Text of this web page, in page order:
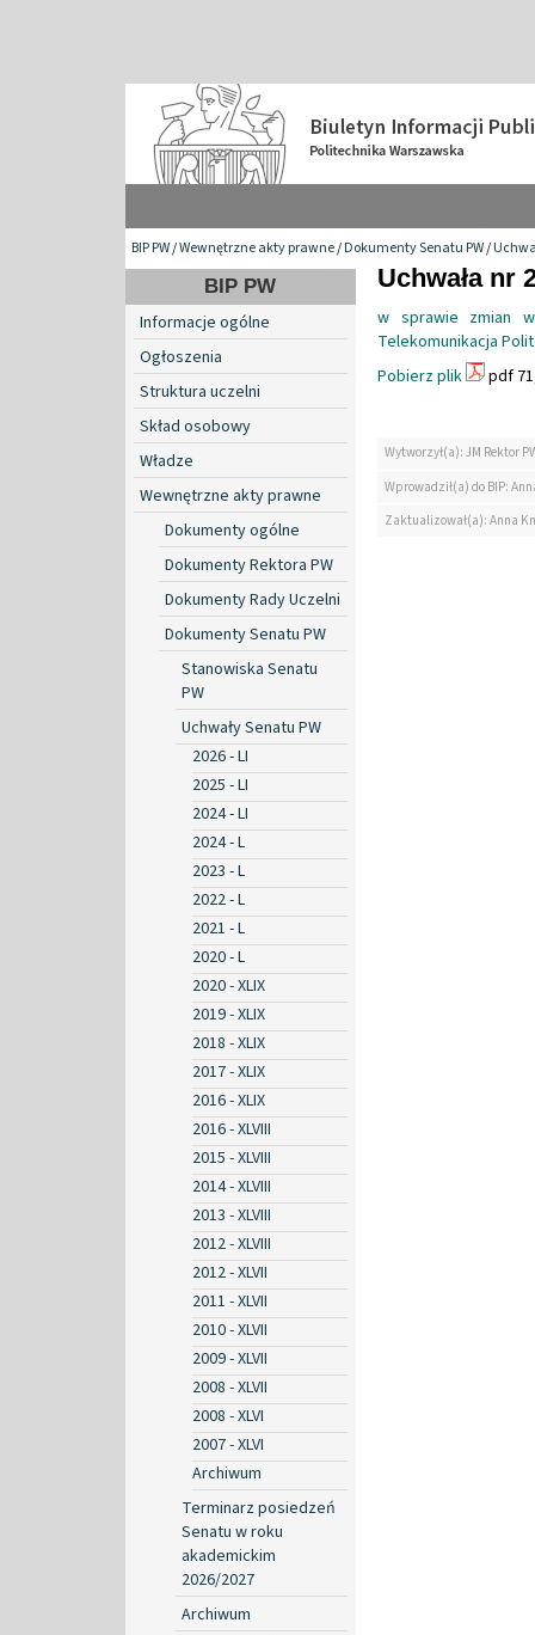
BIP PW/Wewnętrzne akty prawne/Dokumenty Senatu PW/
BIP PW
Informacje ogólne
Ogłoszenia
Struktura uczelni
Skład osobowy
Władze
Wewnętrzne akty prawne
Dokumenty ogólne
Dokumenty Rektora PW
Dokumenty Rady Uczelni
Dokumenty Senatu PW
Stanowiska Senatu
PW
Uchwały Senatu PW
2026 - LI
2025 - LI
2024 - LI
2024 - L
2023 - L
2022 - L
2021 - L
2020 - L
2020 - XLIX
2019 - XLIX
2018 - XLIX
2017 - XLIX
2016 - XLIX
2016 - XLVIII
2015 - XLVIII
2014 - XLVIII
2013 - XLVIII
2012 - XLVIII
2012 - XLVII
2011 - XLVII
2010 - XLVII
2009 - XLVII
2008 - XLVII
2008 - XLVI
2007 - XLVI
Archiwum
Terminarz posiedzeń
Senatu w roku
akademickim
2026/2027
Archiwum
Uchwała nr
w sprawie zmian w
Telekomunikacja
Pobierz plik
pdf
Wytworzył(a): JM Rektor
Wprowadził(a) do BIP:
Zaktualizował(a): Anna